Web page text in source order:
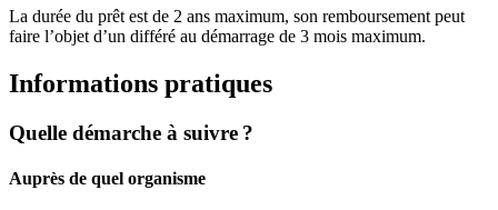
La durée du prêt est de 2 ans maximum, son remboursement peut
faire l’objet d’un différé au démarrage de 3 mois maximum.
Informations pratiques
Quelle démarche à suivre ?
Auprès de quel organisme